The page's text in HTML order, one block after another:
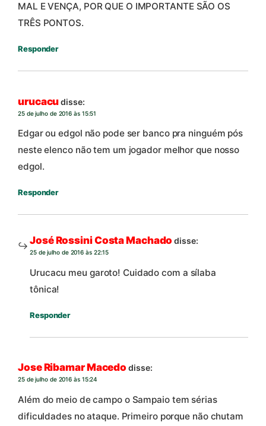
MAL E VENÇA, POR QUE O IMPORTANTE SÃO OS
TRÊS PONTOS.
Responder
urucacudisse:
25 de julho de 2016 às 15:51
Edgar ou edgol não pode ser banco pra ninguém pós
neste elenco não tem um jogador melhor que nosso
edgol.
Responder
José Rossini Costa Machado disse:
25 de julho de 2016 às 22:15
Urucacu meu garoto! Cuidado com a sílaba
tônica!
Responder
Jose Ribamar Macedo disse:
25 de julho de 2016 às 15:24
Além do meio de campo o Sampaio tem sérias
dificuldades no ataque. Primeiro porque não chutam